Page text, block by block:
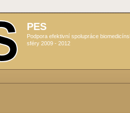
PES
Podpora efektivní spolupráce
sféry 2009 - 2012